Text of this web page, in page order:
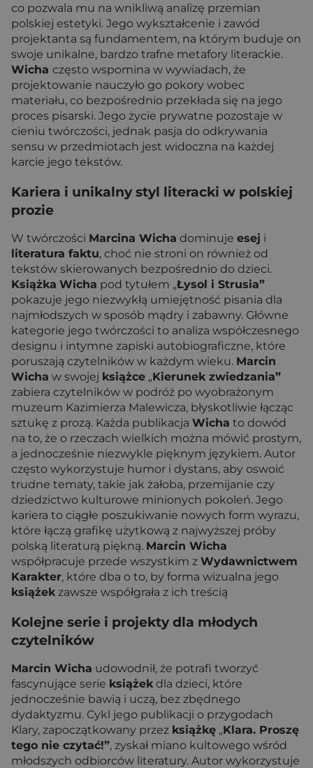
co pozwala mu na wnikliwą analizę przemian
polskiej estetyki. Jego wykształcenie i zawód
projektanta są fundamentem, na którym buduje on
swoje unikalne, bardzo trafne metafory literackie.
Wicha często wspomina w wywiadach, że
projektowanie nauczyło go pokory wobec
materiału, co bezpośrednio przekłada się na jego
proces pisarski. Jego życie prywatne pozostaje w
cieniu twórczości, jednak pasja do odkrywania
sensu w przedmiotach jest widoczna na każdej
karcie jego tekstów.
Kariera i unikalny styl literacki w polskiej
prozie
W twórczości Marcina Wicha dominuje esej i
literatura faktu, choć nie stroni on również od
tekstów skierowanych bezpośrednio do dzieci.
Książka Wicha pod tytułem „Łysol i Strusia”
pokazuje jego niezwykłą umiejętność pisania dla
najmłodszych w sposób mądry i zabawny. Główne
kategorie jego twórczości to analiza współczesnego
designu i intymne zapiski autobiograficzne, które
poruszają czytelników w każdym wieku. Marcin
Wicha w swojej książce „Kierunek zwiedzania”
zabiera czytelników w podróż po wyobrażonym
muzeum Kazimierza Malewicza, błyskotliwie łącząc
sztukę z prozą. Każda publikacja Wicha to dowód
na to, że o rzeczach wielkich można mówić prostym,
a jednocześnie niezwykle pięknym językiem. Autor
często wykorzystuje humor i dystans, aby oswoić
trudne tematy, takie jak żałoba, przemijanie czy
dziedzictwo kulturowe minionych pokoleń. Jego
kariera to ciągłe poszukiwanie nowych form wyrazu,
które łączą grafikę użytkową z najwyższej próby
polską literaturą piękną. Marcin Wicha
współpracuje przede wszystkim z Wydawnictwem
Karakter, które dba o to, by forma wizualna jego
książekzawsze współgrała z ich treścią
Kolejne serie i projekty dla młodych
czytelników
Marcin Wicha udowodnił, że potrafi tworzyć
fascynujące serie książekdla dzieci, które
jednocześnie bawią i uczą, bez zbędnego
dydaktyzmu. Cykl jego publikacji o przygodach
Klary, zapoczątkowany przez książkę „Klara. Proszę
tego nie czytać!”, zyskał miano kultowego wśród
młodszych odbiorców literatury. Autor wykorzystuje